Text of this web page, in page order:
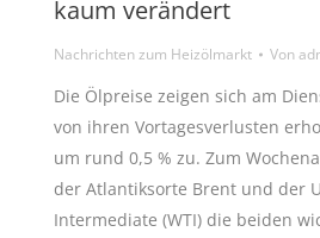
kaum verändert
Nachrichten zum Heizölmarkt Von
Die Ölpreise zeigen sich am
von ihren Vortagesverlusten
um rund 0,5 % zu. Zum
der Atlantiksorte Brent und der
Intermediate (WTI) die beiden